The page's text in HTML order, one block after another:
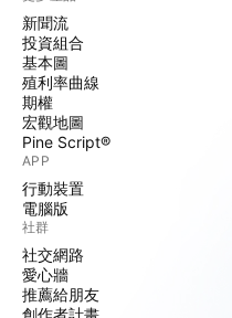
新聞流
投資組合
基本圖
殖利率曲線
期權
宏觀地圖
Pine Script®
APP
行動裝置
電腦版
社群
社交網路
愛心牆
推薦給朋友
創作者計畫